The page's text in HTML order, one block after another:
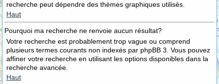
recherche peut dépendre des thèmes graphiques utilisés.
Haut
Pourquoi ma recherche ne renvoie aucun résultat?
Votre recherche est probablement trop vague ou comprend
plusieurs termes courants non indexés par phpBB 3. Vous pouvez
affiner votre recherche en utilisant les options disponibles dans la
recherche avancée.
Haut